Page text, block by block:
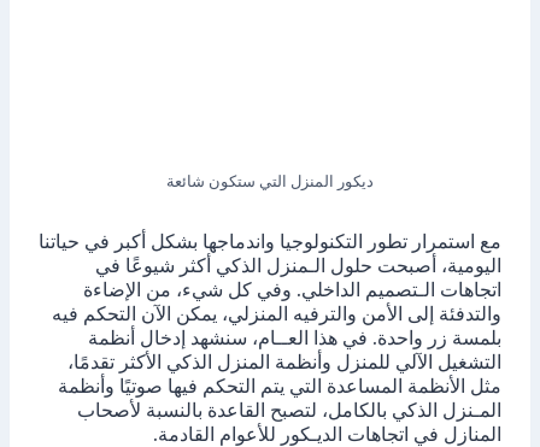
ديكور المنزل التي ستكون شائعة
مع استمرار تطور التكنولوجيا واندماجها بشكل أكبر في حياتنا
اليومية، أصبحت حلول الـمنزل الذكي أكثر شيوعًا في
اتجاهات الـتصميم الداخلي. وفي كل شيء، من الإضاءة
والتدفئة إلى الأمن والترفيه المنزلي، يمكن الآن التحكم فيه
بلمسة زر واحدة. في هذا العــام، سنشهد إدخال أنظمة
التشغيل الآلي للمنزل وأنظمة المنزل الذكي الأكثر تقدمًا،
مثل الأنظمة المساعدة التي يتم التحكم فيها صوتيًا وأنظمة
المـنزل الذكي بالكامل، لتصبح القاعدة بالنسبة لأصحاب
المنازل في اتجاهات الديـكور للأعوام القادمة.